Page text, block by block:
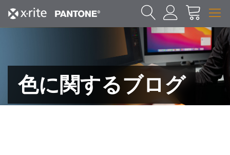
色に関するブログ